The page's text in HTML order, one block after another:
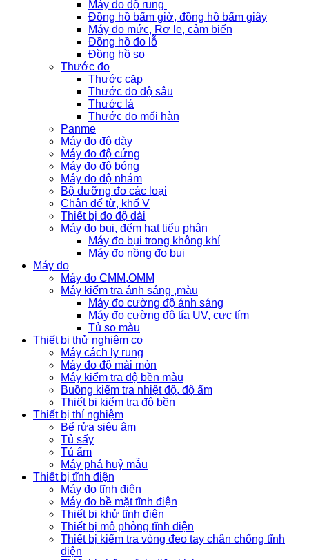
Máy đo độ rung
Đồng hồ bấm giờ, đồng hồ bấm giây
Máy đo mức, Rơ le, cảm biến
Đồng hồ đo lỗ
Đồng hồ so
Thước đo
Thước cặp
Thước đo độ sâu
Thước lá
Thước đo mối hàn
Panme
Máy đo độ dày
Máy đo độ cứng
Máy đo độ bóng
Máy đo độ nhám
Bộ dưỡng đo các loại
Chân đế từ, khố V
Thiết bị đo độ dài
Máy đo bụi, đếm hạt tiểu phân
Máy đo bụi trong không khí
Máy đo nồng đọ bụi
Máy đo
Máy đo CMM,OMM
Máy kiểm tra ánh sáng ,màu
Máy đo cường độ ánh sáng
Máy đo cường độ tía UV, cực tím
Tủ so màu
Thiết bị thử nghiệm cơ
Máy cách ly rung
Máy đo độ mài mòn
Máy kiểm tra độ bền màu
Buồng kiểm tra nhiệt độ, độ ẩm
Thiết bị kiểm tra độ bền
Thiết bị thí nghiệm
Bể rửa siêu âm
Tủ sấy
Tủ ấm
Máy phá huỷ mẫu
Thiết bị tĩnh điện
Máy đo tĩnh điện
Máy đo bề mặt tĩnh điện
Thiết bị khử tĩnh điện
Thiết bị mô phỏng tĩnh điện
Thiết bị kiểm tra vòng đeo tay chân chống tĩnh
điện